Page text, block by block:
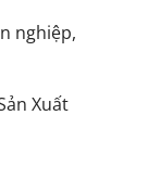
nghiệp,
Xuất